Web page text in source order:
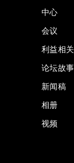
中心
会议
利益相
论坛故事
新闻稿
相册
视频